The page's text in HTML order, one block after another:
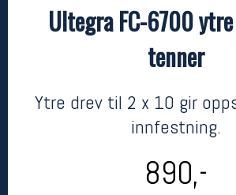
Ultegra FC-6700
tenner
Ytre drev til 2 x 10 gir
innfestning.
890,-
Shimano
Ultegra FC-6700 ytre drev 53
kr 890